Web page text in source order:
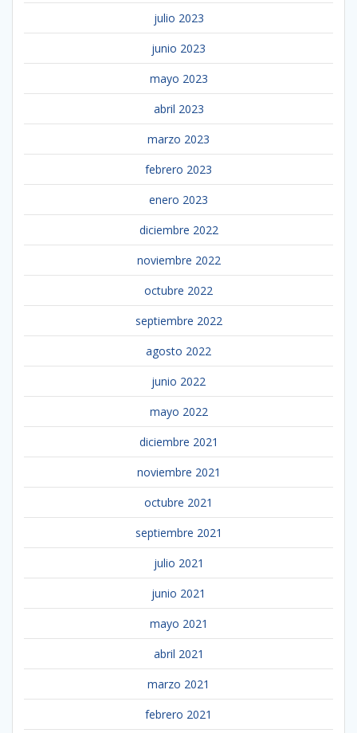
julio 2023
junio 2023
mayo 2023
abril 2023
marzo 2023
febrero 2023
enero 2023
diciembre 2022
noviembre 2022
octubre 2022
septiembre 2022
agosto 2022
junio 2022
mayo 2022
diciembre 2021
noviembre 2021
octubre 2021
septiembre 2021
julio 2021
junio 2021
mayo 2021
abril 2021
marzo 2021
febrero 2021